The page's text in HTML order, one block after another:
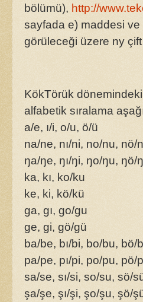
bölümü), http://
sayfada e) maddesi
görüleceği üzere ny
KökTörük
alfabetik sıralama
a/e, ı/i, o/u, ö/ü
na/ne, nı/ni, no/nu, nö/
ŋa/ŋe, ŋı/ŋi, ŋo/ŋu, ŋö/
ka, kı, ko/ku
ke, ki, kö/kü
ga, gı, go/gu
ge, gi, gö/gü
ba/be, bı/bi, bo/bu, bö/
pa/pe, pı/pi, po/pu, pö/
sa/se, sı/si, so/su, sö/
şa/şe, şı/şi, şo/şu, şö/